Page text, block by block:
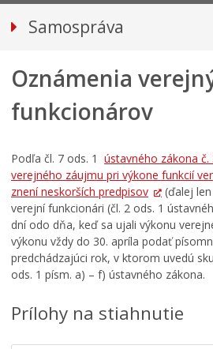
Samospráva
MESTSKÉ ZASTUPITEĽSTVO
Poslanci
Zasadnutia
Rokovací poriadok
Komisie
Mestská polícia
Mestská školská rada
Elektronická verejná správa
Centrálna úradná elektronická
Oznámenia
funkcionárov
Podľa čl. 7 ods. 1 ústavného zákona
verejného záujmu pri výkone funkcií
znení neskorších predpisov
(ďalej
verejní funkcionári (čl. 2 ods. 1
dní odo dňa, keď sa ujali výkonu
výkonu vždy do 30. apríla podať
predchádzajúci rok, v ktorom uvedú
ods. 1 písm. a) – f) ústavného zákona.
Prílohy na stiahnutie